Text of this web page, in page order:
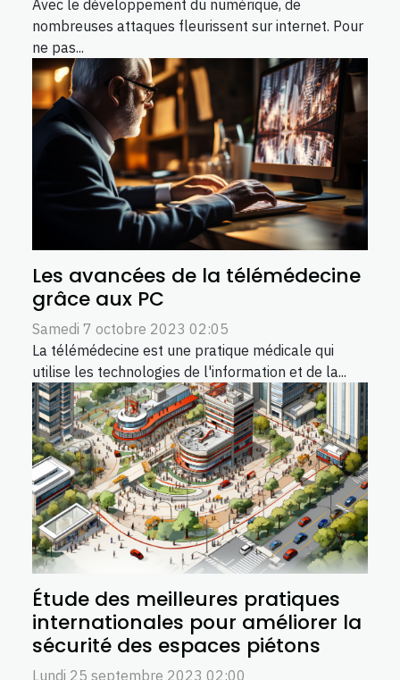
Avec le développement du numérique, de
nombreuses attaques fleurissent sur internet. Pour
ne pas...
Les avancées de la télémédecine
grâce aux PC
Samedi 7 octobre 2023 02:05
La télémédecine est une pratique médicale qui
utilise les technologies de l'information et de la...
Étude des meilleures pratiques
internationales pour améliorer la
sécurité des espaces piétons
Lundi 25 septembre 2023 02:00